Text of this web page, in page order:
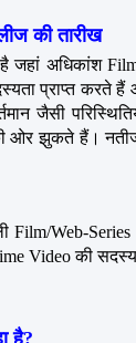
की तारीख
अधिकांश
प्राप्त करते
जैसी
झुकते हैं।
Film/Web-
Video की
है?